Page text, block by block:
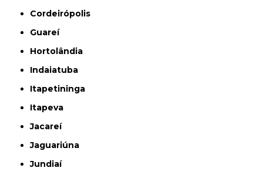
Cordeirópolis
Guareí
Hortolândia
Indaiatuba
Itapetininga
Itapeva
Jacareí
Jaguariúna
Jundiaí